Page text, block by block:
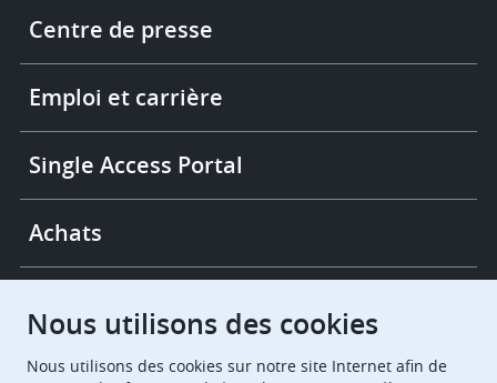
More
links
Centre de presse
Emploi et carrière
Single Access Portal
Achats
European Patent Office EPO Jobs
Nous utilisons des cookies
Nous utilisons des cookies sur notre site Internet afin de